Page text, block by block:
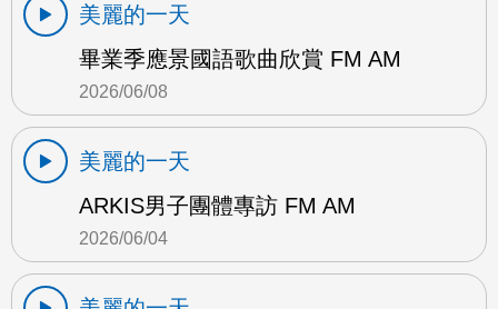
美麗的一天
畢業季應景國語歌曲欣賞 FM AM
2026/06/08
美麗的一天
ARKIS男子團體專訪 FM AM
2026/06/04